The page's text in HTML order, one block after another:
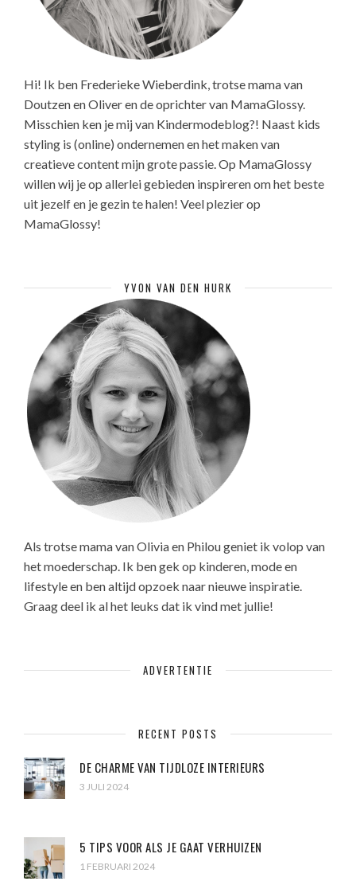
Hi! Ik ben Frederieke Wieberdink, trotse mama van
Doutzen en Oliver en de oprichter van MamaGlossy.
Misschien ken je mij van Kindermodeblog?! Naast kids
styling is (online) ondernemen en het maken van
creatieve content mijn grote passie. Op MamaGlossy
willen wij je op allerlei gebieden inspireren om het beste
uit jezelf en je gezin te halen! Veel plezier op
MamaGlossy!
YVON VAN DEN HURK
Als trotse mama van Olivia en Philou geniet ik volop van
het moederschap. Ik ben gek op kinderen, mode en
lifestyle en ben altijd opzoek naar nieuwe inspiratie.
Graag deel ik al het leuks dat ik vind met jullie!
ADVERTENTIE
RECENT POSTS
DE CHARME VAN TIJDLOZE INTERIEURS
3 JULI 2024
5 TIPS VOOR ALS JE GAAT VERHUIZEN
1 FEBRUARI 2024